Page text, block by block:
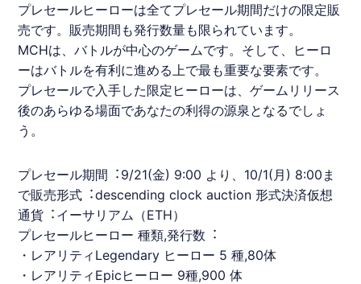
プレセールヒーローは全てプレセール期間だけの限定販
売です。販売期間も発⾏数量も限られています。
MCHは、バトルが中⼼のゲームです。そして、ヒーロ
ーはバトルを有利に進める上で最も重要な要素です。
プレセールで⼊⼿した限定ヒーローは、ゲームリリース
後のあらゆる場⾯であなたの利得の源泉となるでしょ
う。
プレセール期間︓9/21(⾦) 9:00 より、10/1(⽉) 8:00ま
で販売形式︓descending clock auction 形式決済仮想
通貨︓イーサリアム（ETH）
プレセールヒーロー 種類,発⾏数︓
・レアリティLegendary ヒーロー 5 種,80体
・レアリティEpicヒーロー 9種,900 体